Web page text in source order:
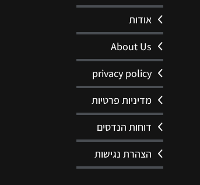
אודות
About Us
privacy policy
מדיניות פרטיות
דוחות הנדסים
הצהרת נגישות